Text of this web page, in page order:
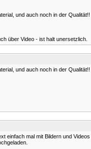
und auch noch in der Qualität!!
über Video - ist halt unersetzlich.
und auch noch in der Qualität!!
einfach mal mit Bildern und Videos